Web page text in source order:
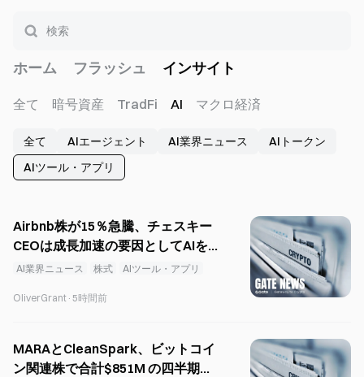
ホーム フラッシュ インサイト
全て 暗号資産 TradFi AI マクロ経済
全て AIエージェント AI業界ニュース
AIトークン
AIツール・アプリ
Airbnb株が15％急騰、チェスキー
CEOは成長加速の要因としてAIを挙
げる
AI業界ニュース 株式 AIツール・アプリ
OliverGrant · 5時間前
MARAとCleanSpark、ビットコイ
ン関連株で合計$851M の四半期損